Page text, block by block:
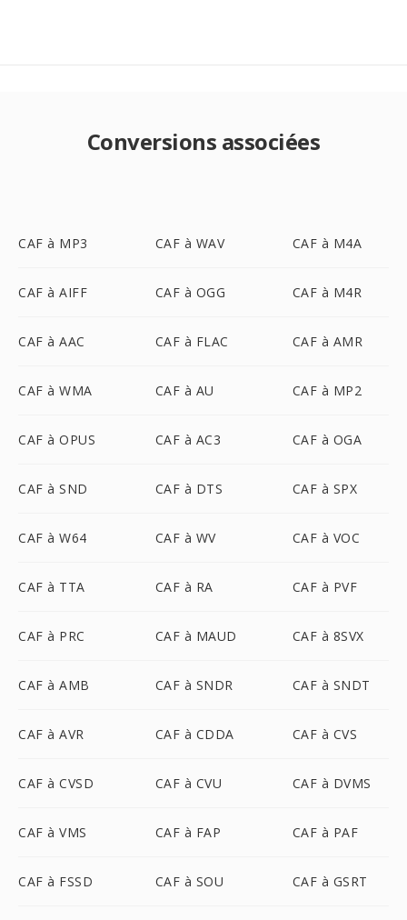
Conversions associées
CAF à MP3 CAF à WAV CAF à M4A
CAF à AIFF CAF à OGG CAF à M4R
CAF à AAC CAF à FLAC CAF à AMR
CAF à WMA CAF à AU CAF à MP2
CAF à OPUS CAF à AC3 CAF à OGA
CAF à SND CAF à DTS CAF à SPX
CAF à W64 CAF à WV CAF à VOC
CAF à TTA CAF à RA CAF à PVF
CAF à PRC CAF à MAUD CAF à 8SVX
CAF à AMB CAF à SNDR CAF à SNDT
CAF à AVR CAF à CDDA CAF à CVS
CAF à CVSD CAF à CVU CAF à DVMS
CAF à VMS CAF à FAP CAF à PAF
CAF à FSSD CAF à SOU CAF à GSRT